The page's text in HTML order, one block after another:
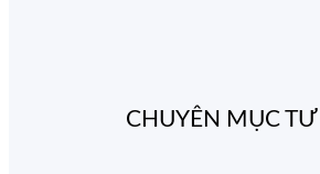
CHUYÊN MỤC TƯ